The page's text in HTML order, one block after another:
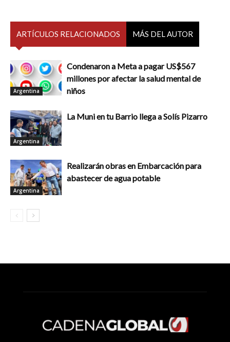
ARTÍCULOS RELACIONADOS MÁS DEL AUTOR
Argentina
Condenaron a Meta a pagar US$567
millones por afectar la salud mental de
niños
Argentina
La Muni en tu Barrio llega a Solís Pizarro
Argentina
Realizarán obras en Embarcación para
abastecer de agua potable